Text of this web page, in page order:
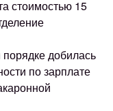
стоимостью 15
добилась
по зарплате